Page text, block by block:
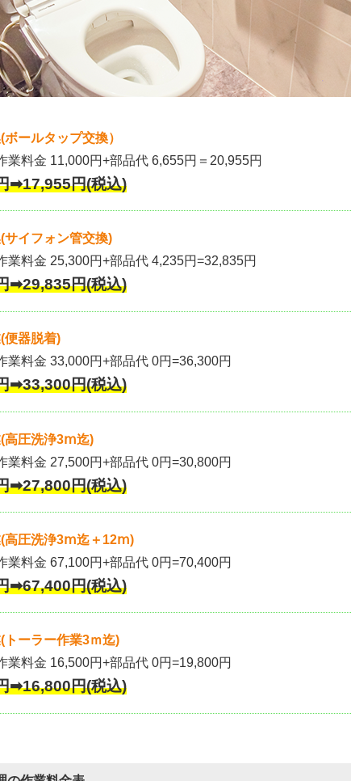
ールタップ交換）
業料金 11,000円+部品代 6,655円＝20,955円
➡17,955円(税込)
サイフォン管交換)
業料金 25,300円+部品代 4,235円=32,835円
➡29,835円(税込)
便器脱着)
業料金 33,000円+部品代 0円=36,300円
➡33,300円(税込)
高圧洗浄3ⅿ迄)
業料金 27,500円+部品代 0円=30,800円
➡27,800円(税込)
(高圧洗浄3ⅿ迄＋12ⅿ)
業料金 67,100円+部品代 0円=70,400円
➡67,400円(税込)
トーラー作業3ｍ迄)
業料金 16,500円+部品代 0円=19,800円
➡16,800円(税込)